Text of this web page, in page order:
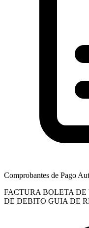
Comprobantes de Pago
FACTURA BOLETA DE
DE DEBITO GUIA DE